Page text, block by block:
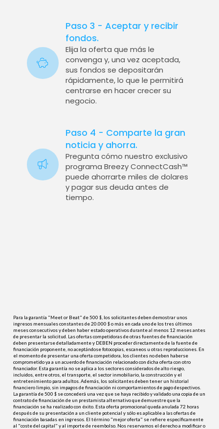
Paso 3 - Aceptar y recibir
fondos.
Elija la oferta que más le
convenga y, una vez aceptada,
sus fondos se depositarán
rápidamente, lo que le permitirá
centrarse en hacer crecer su
negocio.
Paso 4 - Comparte la gran
noticia y ahorra.
Pregunta cómo nuestro exclusivo
programa Breezy ConnectCash™
puede ahorrarte miles de dolares
y pagar sus deuda antes de
tiempo.
Para la garantía "Meet or Beat" de 500 $, los solicitantes deben demostrar unos
ingresos mensuales constantes de 20.000 $ o más en cada uno de los tres últimos
meses consecutivos y deben haber estado operativos durante al menos 12 meses antes
de presentar la solicitud. Las ofertas competidoras de otras fuentes de financiación
deben presentarse detalladamente y DEBEN proceder directamente de la fuente de
financiación proponente, no aceptándose fotocopias, escaneos u otras reproducciones. En
el momento de presentar una oferta competidora, los clientes no deben haberse
comprometido ya a un acuerdo de financiación relacionado con dicha oferta con otro
financiador. Esta garantía no se aplica a los sectores considerados de alto riesgo,
incluidos, entre otros, el transporte, el sector inmobiliario, la construcción y el
entretenimiento para adultos. Además, los solicitantes deben tener un historial
financiero limpio, sin impagos de financiación ni comportamientos de pago despectivos.
La garantía de 500 $ se concederá una vez que se haya recibido y validado una copia de un
contrato de financiación de un prestamista alternativo que demuestre que la
financiación se ha realizado con éxito. Esta oferta promocional queda anulada 72 horas
después de su presentación a un cliente potencial y sólo es aplicable a las ofertas de
financiación basadas en ingresos. El término "mejor oferta" se refiere específicamente
al "coste del capital" y al importe de reembolso. Nos reservamos el derecho a modificar o